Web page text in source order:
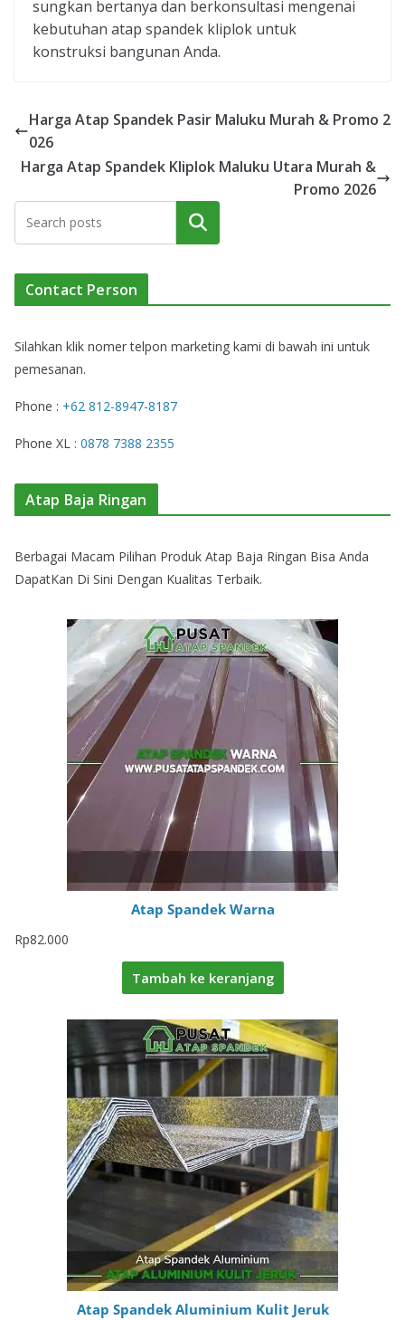
sungkan bertanya dan berkonsultasi mengenai
kebutuhan atap spandek kliplok untuk
konstruksi bangunan Anda.
Harga Atap Spandek Pasir Maluku Murah & Promo 2
026
Harga Atap Spandek Kliplok Maluku Utara Murah &
Promo 2026
Cari
Contact Person
Silahkan klik nomer telpon marketing kami di bawah ini untuk
pemesanan.
Phone : +62 812-8947-8187
Phone XL : 0878 7388 2355
Atap Baja Ringan
Berbagai Macam Pilihan Produk Atap Baja Ringan Bisa Anda
DapatKan Di Sini Dengan Kualitas Terbaik.
Atap Spandek Warna
Rp82.000
Tambah ke keranjang
Atap Spandek Aluminium Kulit Jeruk